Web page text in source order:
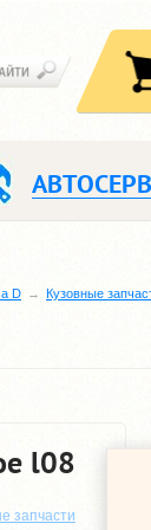
D Кузовные
l08
запчасти